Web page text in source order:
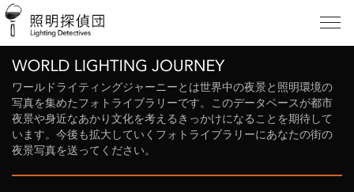
ワールドライティングジャーニーとは世界中の夜景と照明環境の
写真を集めたフォトライブラリーです。このデータベースが都市
夜景や身近なあかり文化を考えるきっかけになることを期待して
います。今後も拡大していくフォトライブラリーにあなたの街の
夜景写真を送ってください。